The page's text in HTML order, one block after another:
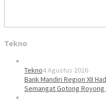
Tekno
Tekno4 Agustus 2026
Bank Mandiri Region XII
Semangat Gotong Royong